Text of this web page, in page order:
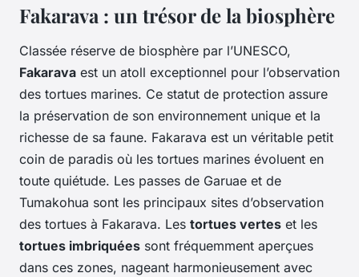
Fakarava : un trésor de la biosphère
Classée réserve de biosphère par l’UNESCO,
Fakarava est un atoll exceptionnel pour l’observation
des tortues marines. Ce statut de protection assure
la préservation de son environnement unique et la
richesse de sa faune. Fakarava est un véritable petit
coin de paradis où les tortues marines évoluent en
toute quiétude. Les passes de Garuae et de
Tumakohua sont les principaux sites d’observation
des tortues à Fakarava. Les tortues vertes et les
tortues imbriquées sont fréquemment aperçues
dans ces zones, nageant harmonieusement avec